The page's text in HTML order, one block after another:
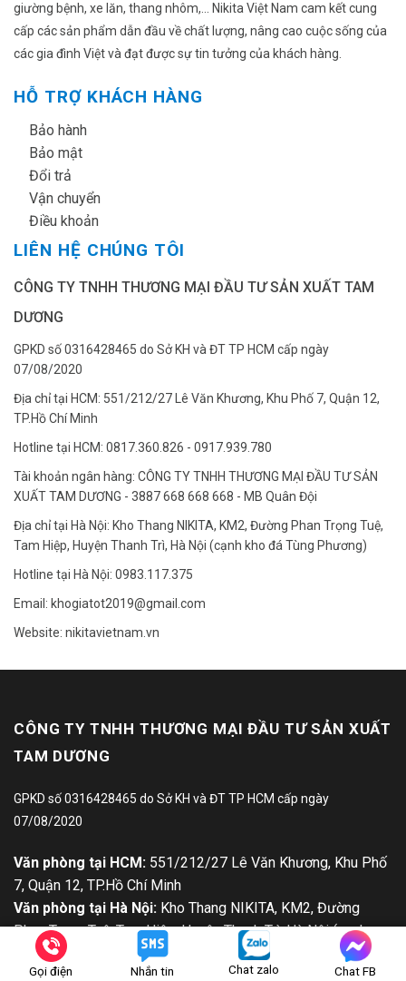
giường bệnh, xe lăn, thang nhôm,... Nikita Việt Nam cam kết cung
cấp các sản phẩm dẫn đầu về chất lượng, nâng cao cuộc sống của
các gia đình Việt và đạt được sự tin tưởng của khách hàng.
HỖ TRỢ KHÁCH HÀNG
Bảo hành
Bảo mật
Đổi trả
Vận chuyển
Điều khoản
LIÊN HỆ CHÚNG TÔI
CÔNG TY TNHH THƯƠNG MẠI ĐẦU TƯ SẢN XUẤT TAM
DƯƠNG
GPKD số 0316428465 do Sở KH và ĐT TP HCM cấp ngày
07/08/2020
Địa chỉ tại HCM: 551/212/27 Lê Văn Khương, Khu Phố 7, Quận 12,
TP.Hồ Chí Minh
Hotline tại HCM: 0817.360.826 - 0917.939.780
Tài khoản ngân hàng: CÔNG TY TNHH THƯƠNG MẠI ĐẦU TƯ SẢN
XUẤT TAM DƯƠNG - 3887 668 668 668 - MB Quân Đội
Địa chỉ tại Hà Nội: Kho Thang NIKITA, KM2, Đường Phan Trọng Tuệ,
Tam Hiệp, Huyện Thanh Trì, Hà Nội (cạnh kho đá Tùng Phương)
Hotline tại Hà Nội: 0983.117.375
Email: khogiatot2019@gmail.com
Website: nikitavietnam.vn
CÔNG TY TNHH THƯƠNG MẠI ĐẦU TƯ SẢN XUẤT
TAM DƯƠNG
GPKD số 0316428465 do Sở KH và ĐT TP HCM cấp ngày
07/08/2020
Văn phòng tại HCM: 551/212/27 Lê Văn Khương, Khu Phố
7, Quận 12, TP.Hồ Chí Minh
Văn phòng tại Hà Nội: Kho Thang NIKITA, KM2, Đường
Phan Trọng Tuệ, Tam Hiệp, Huyện Thanh Trì, Hà Nội (cạnh
kho đá Tùng Phương)
Hotline:0817 360 826
Gọi điện Nhắn tin Chat zalo Chat FB